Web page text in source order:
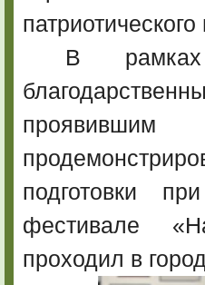
В
подготовки
фестивале
проходил в